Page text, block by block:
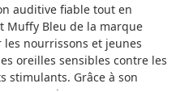
auditive fiable tout en
Muffy Bleu de la marque
nourrissons et jeunes
oreilles sensibles contre les
stimulants. Grâce à son